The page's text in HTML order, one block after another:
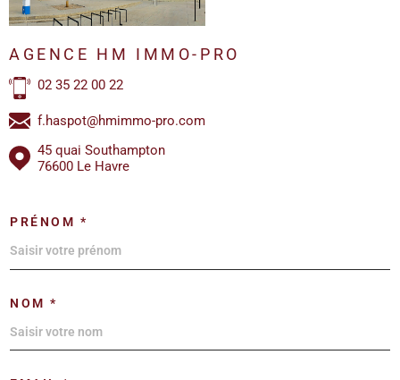
AGENCE HM IMMO-PRO
02 35 22 00 22
f.haspot@hmimmo-pro.com
45 quai Southampton
76600 Le Havre
PRÉNOM *
NOM *